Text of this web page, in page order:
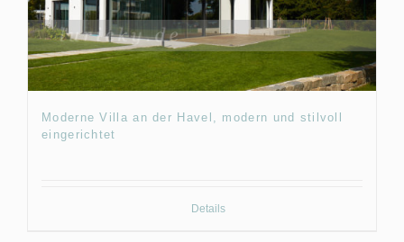
Moderne Villa an der Havel, modern und stilvoll
eingerichtet
Details